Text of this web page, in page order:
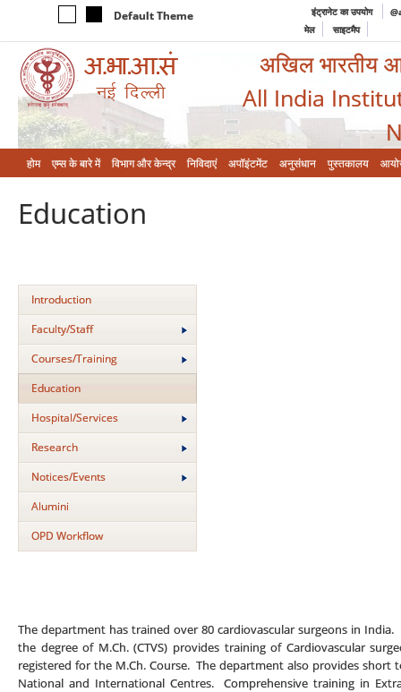
Default Theme इंट्रानेट का उपयोग
मेल
साइटमैप
अखिल भारतीय
All India
होम एम्‍स के बारे में विभाग और केन्‍द्र निविदाएं अपॉइंटमेंट अनुसंधान पुस्तकालय
Education
Introduction
Faculty/Staff
Courses/Training
Education
Hospital/Services
Research
Notices/Events
Alumini
OPD Workflow
The department has trained over 80 cardiovascular surgeons in
the degree of M.Ch. (CTVS) provides training of Cardiovascular
registered for the M.Ch. Course. The department also provides
National and International Centres. Comprehensive training in